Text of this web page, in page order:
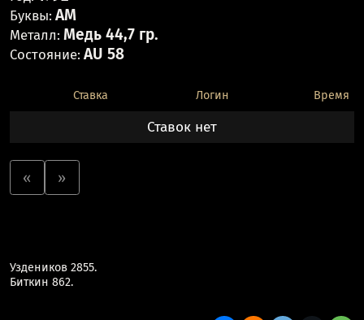
Буквы: АМ
Металл: Медь 44,7 гр.
Состояние: AU 58
Ставка Логин Время
Ставок нет
« »
Уздеников 2855.
Биткин 862.